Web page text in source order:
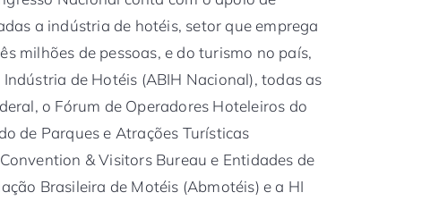
a indústria de hotéis, setor que emprega
milhões de pessoas, e do turismo no país,
de Hotéis (ABIH Nacional), todas as
o Fórum de Operadores Hoteleiros do
de Parques e Atrações Turísticas
& Visitors Bureau e Entidades de
Brasileira de Motéis (Abmotéis) e a HI